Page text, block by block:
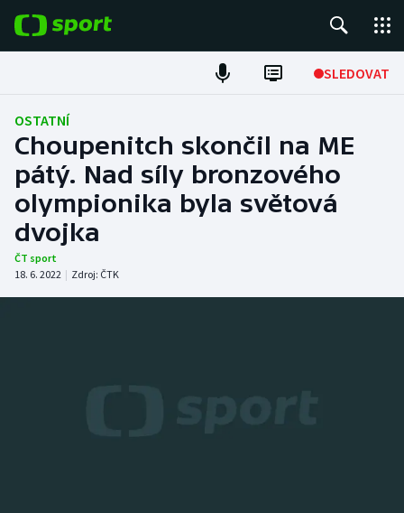
SLEDOVAT
Fotbal
Hokej
Tenis
Atletika
OSTATNÍ
Choupenitch skončil na ME
pátý. Nad síly bronzového
olympionika byla světová
dvojka
ČT sport
18. 6. 2022 | Zdroj: ČTK